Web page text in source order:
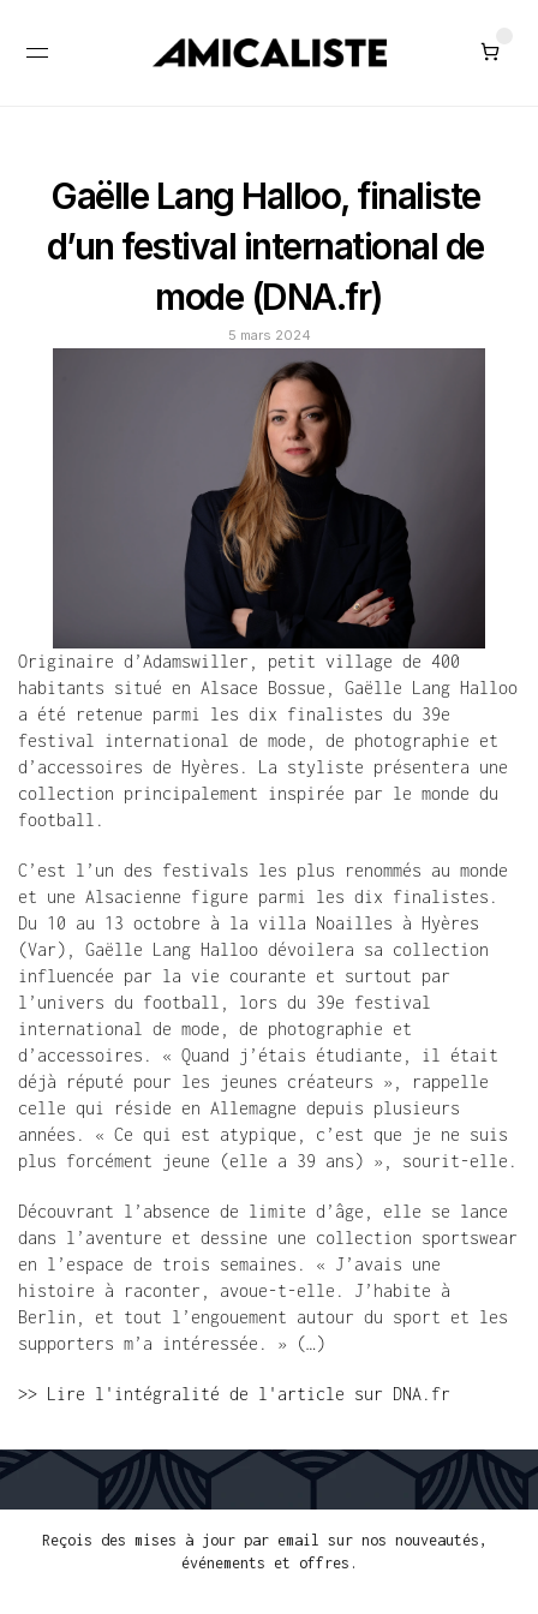
Gaëlle Lang Halloo, finaliste
d’un festival international de
mode (DNA.fr)
5 mars 2024
Originaire d’Adamswiller, petit village de 400
habitants situé en Alsace Bossue, Gaëlle Lang Halloo
a été retenue parmi les dix finalistes du 39e
festival international de mode, de photographie et
d’accessoires de Hyères. La styliste présentera une
collection principalement inspirée par le monde du
football.
C’est l’un des festivals les plus renommés au monde
et une Alsacienne figure parmi les dix finalistes.
Du 10 au 13 octobre à la villa Noailles à Hyères
(Var), Gaëlle Lang Halloo dévoilera sa collection
influencée par la vie courante et surtout par
l’univers du football, lors du 39e festival
international de mode, de photographie et
d’accessoires. « Quand j’étais étudiante, il était
déjà réputé pour les jeunes créateurs », rappelle
celle qui réside en Allemagne depuis plusieurs
années. « Ce qui est atypique, c’est que je ne suis
plus forcément jeune (elle a 39 ans) », sourit-elle.
Découvrant l’absence de limite d’âge, elle se lance
dans l’aventure et dessine une collection sportswear
en l’espace de trois semaines. « J’avais une
histoire à raconter, avoue-t-elle. J’habite à
Berlin, et tout l’engouement autour du sport et les
supporters m’a intéressée. » (…)
>> Lire l'intégralité de l'article sur DNA.fr
LIVRAISON GRATUITE POUR PLUS 300€ D'ACHATS PAYMENT FACILE
Reçois des mises à jour par email sur nos nouveautés,
événements et offres.